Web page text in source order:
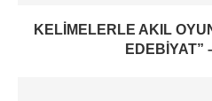
KELIMELERLE AKIL
EDEBIYAT”